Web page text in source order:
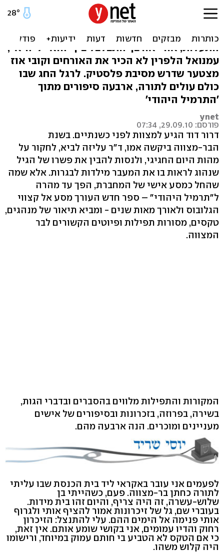
זכרונות מהבר מצווה שלי
יוסי שריד עלה לתורה בשמחת תורה ולא חש
התעלות, אורי אורבך התבלבל בין "הוא" ל"היא",
עמנואל הלפרין לא הכיר את האורחים וקובי אוז
מצטער שדרש מסיבת פלסטיק. לרגל החג שבו
כולם עולים לתורה, ארבעה סיפורים מתוך
'התרמיל היהודי'
ynet
פורסם: 29.09.10, 07:34
דרור דוד הגיע למצוות לפני כשנתיים. בשנת
הבר-מצווה ביקשה אמו, ד"ר עליזה לביא, לחקור על
מהות היום החגיגי, ולנסות להבין את פשרו של הגיל
שנהוג לראות בו את המעבר מילדות לבגרות. אלא שמה
שהחל כמסע אישי של המחברת, הפך עד מהרה
ל"תרמיל היהודי" – ספר חדש העורך מסע אל קצווי
הגלובוס ולאורך מאות שנים - ומביא תיאור של מנהגים,
טקסים, מסורות תפילות ופיוטים הקשורים לבר
המצווה.
המקורות והתפילות מלווים בהסברים ובדברי הגות,
בשירה, בפרוזה, בזכרונות ובסיפורים של אישים
מעניינים ומוכרים. הנה ארבעה מהם.
לפעמים אני עובר באקראי ליד בית הכנסת שבו עליתי
לתורה כחתן בר-מצווה. פעם, כשהייתי בן
שלוש-עשרה, זה היה צריף, והיום זהו בית מידות.
בעוברי שם, גל של זיכרונות אמור להציף אותי ולגרוף
אותי פנימה אל הימים ההם. עלי להתנצל: הזיכרון
רחוק והדיו עמומים, אני בקושי שומע אותם. אין זאת,
כי אם הטקס לא הטביע בי חותם עמוק במיוחד, ורישומו
היה קלוש משהו.